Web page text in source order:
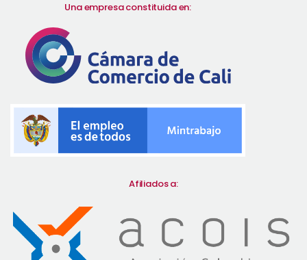
Una empresa constituida en:
Afiliados a: